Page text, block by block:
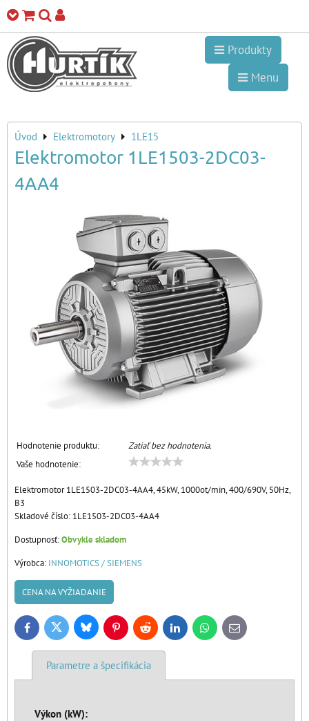
Produkty
Menu
Úvod Elektromotory 1LE15
Elektromotor 1LE1503-2DC03-
4AA4
Hodnotenie produktu:
Zatiaľ bez hodnotenia.
Vaše hodnotenie:
Elektromotor 1LE1503-2DC03-4AA4, 45kW, 1000ot/min, 400/690V, 50Hz,
B3
Skladové číslo: 1LE1503-2DC03-4AA4
Dostupnosť:Obvykle skladom
Výrobca: INNOMOTICS / SIEMENS
CENA NA VYŽIADANIE
FacebookTwitter BlueskyPinterestReddit LinkedInWhatsApp
E-
mail
Parametre a špecifikácia
Výkon (kW):